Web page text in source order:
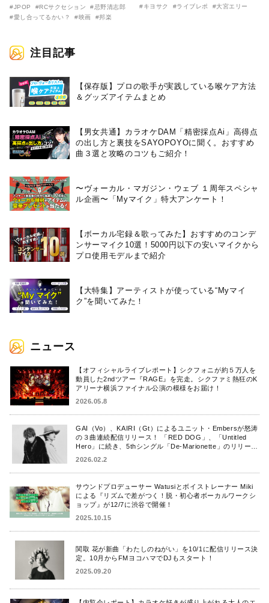
告映像とキービジュアルがつい
に解禁！ キヨシロー関連商品も
#JPOP #RCサクセション
#忌野清志郎
#愛し合ってるかい？
#映画 #邦楽
前に、キヨサク
#キヨサク
#ライブレポ #大宮エリー
注目記事
【保存版】プロの歌手が実践している喉ケア⽅法
＆グッズアイテムまとめ
【男女共通】カラオケDAM「精密採点Ai」高得点
の出し方と裏技をSAYOPOYOに聞く。おすすめ
曲３選と攻略のコツもご紹介！
〜ヴォーカル・マガジン・ウェブ １周年スペシャ
ル企画〜「Myマイク」特大アンケート！
【ボーカル宅録＆歌ってみた】おすすめのコンデ
ンサーマイク10選！5000円以下の安いマイクから
プロ使用モデルまで紹介
【大特集】アーティストが使っている“Myマイ
ク”を聞いてみた！
ニュース
【オフィシャルライブレポート】シクフォニが約５万人を
動員した2ndツアー『RAGE』を完走。シクファミ熱狂のK
アリーナ横浜ファイナル公演の模様をお届け！
2026.05.8
GAI（Vo）、KAIRI（Gt）によるユニット・Embersが怒涛
の３曲連続配信リリース！ 「RED DOG」、「Untitled
Hero」に続き、5thシングル「De-Marionette」のリリース
2026.02.2
サウンドプロデューサー Watusiとボイストレーナー Miki
による『リズムで差がつく！脱・初心者ボーカルワークシ
ョップ』が12/7に渋谷で開催！
2025.10.15
関取 花が新曲「わたしのねがい」を10/1に配信リリース決
定。10月からFMヨコハマでDJもスタート！
2025.09.20